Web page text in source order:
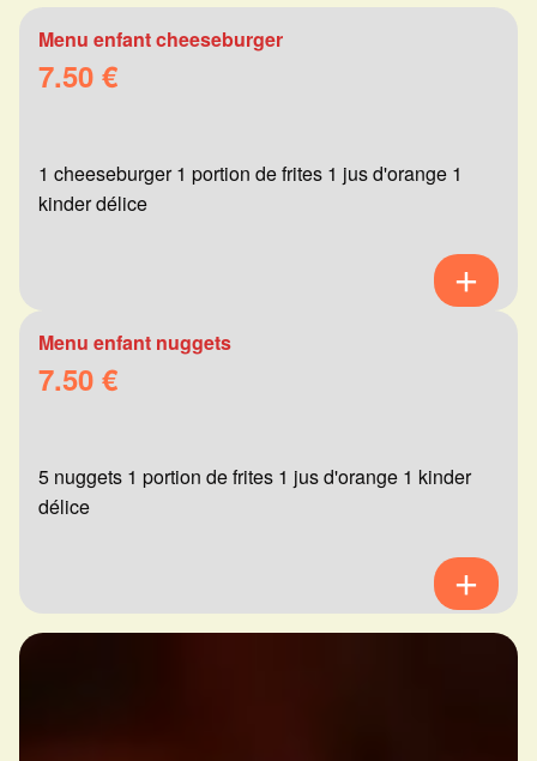
Menu enfant cheeseburger
7.50 €
1 cheeseburger 1 portion de frites 1 jus d'orange 1
kinder délice
Menu enfant nuggets
7.50 €
5 nuggets 1 portion de frites 1 jus d'orange 1 kinder
délice